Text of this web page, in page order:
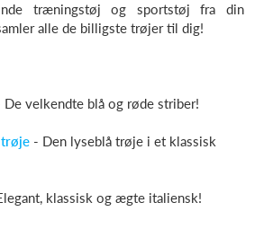
træningstøj og sportstøj fra din
alle de billigste trøjer til dig!
De velkendte blå og røde striber!
- Den lyseblå trøje i et klassisk
klassisk og ægte italiensk!